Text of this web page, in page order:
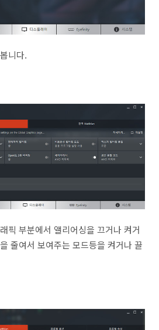
니다.
픽 부분에서 앨리어싱을 끄거나 켜거
줄여서 보여주는 모드등을 켜거나 끌